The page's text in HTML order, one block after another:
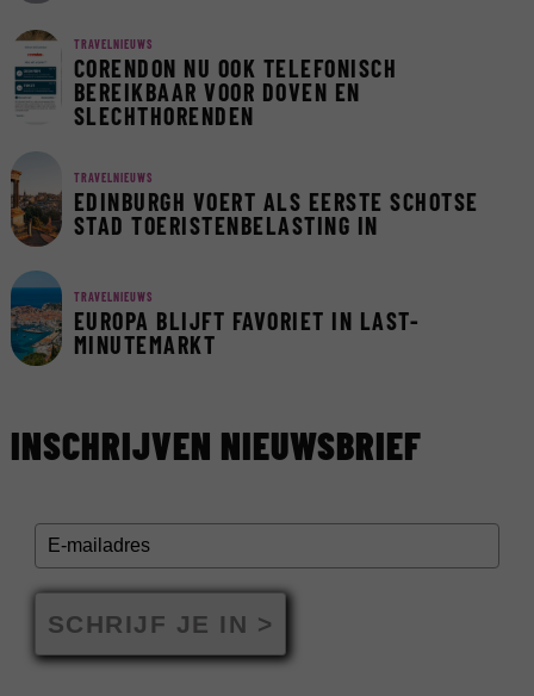
TRAVELNIEUWS
CORENDON NU OOK TELEFONISCH
BEREIKBAAR VOOR DOVEN EN
SLECHTHORENDEN
TRAVELNIEUWS
EDINBURGH VOERT ALS EERSTE SCHOTSE
STAD TOERISTENBELASTING IN
TRAVELNIEUWS
EUROPA BLIJFT FAVORIET IN LAST-
MINUTEMARKT
INSCHRIJVEN NIEUWSBRIEF
SCHRIJF JE IN >